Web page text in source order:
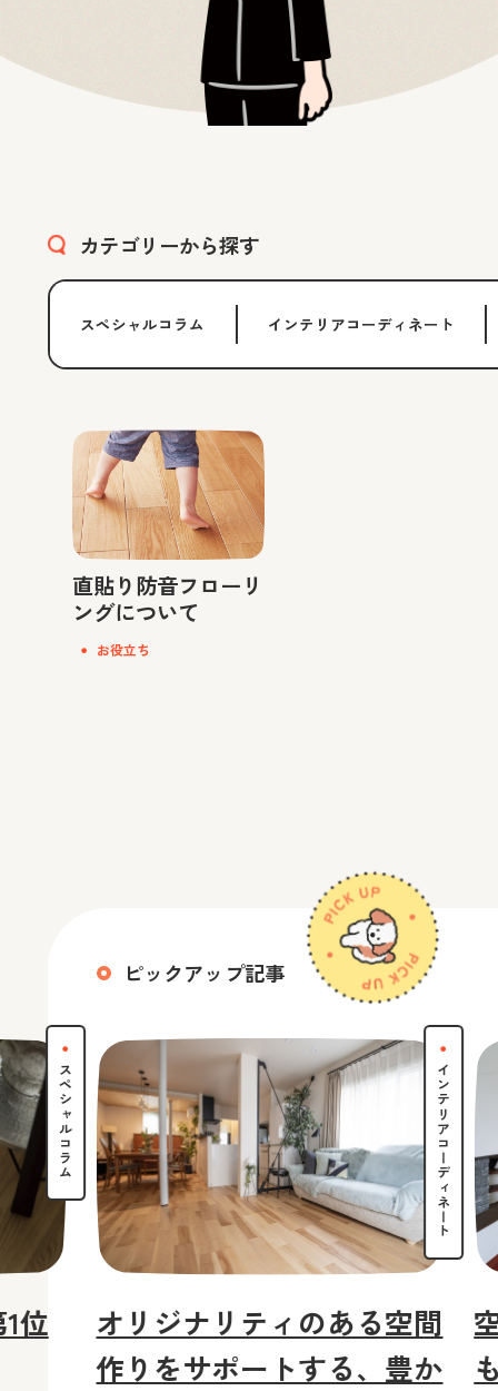
カテゴリーから探す
スペシャルコラム インテリアコーディネート
直貼り防音フローリ
ングについて
お役立ち
ピックアップ記事
スペシャルコラム
位
インテリアコーディネート
オリジナリティのある空間
作りをサポートする、豊か